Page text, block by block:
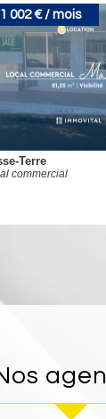
1 002 € / mois
Terre
commercial
nos